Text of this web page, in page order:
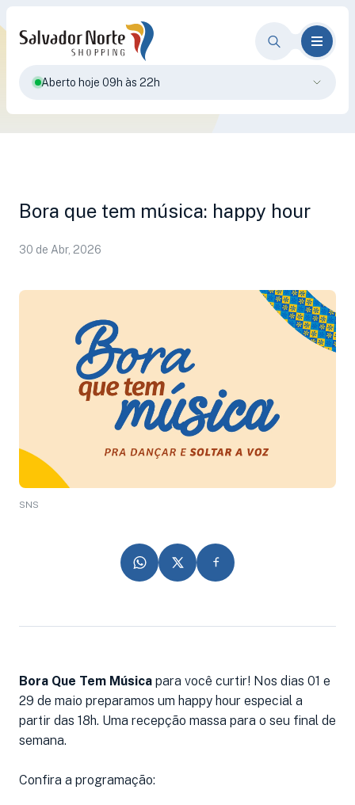
Aberto hoje 09h às 22h
Bora que tem música: happy hour
30 de Abr, 2026
SNS
Bora Que Tem Música para você curtir! Nos dias 01 e
29 de maio preparamos um happy hour especial a
partir das 18h. Uma recepção massa para o seu final de
semana.
Confira a programação: